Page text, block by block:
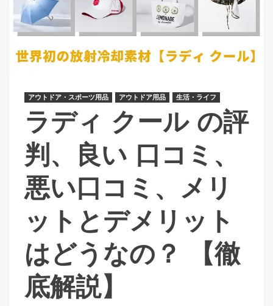
アウトドア・スポーツ用品 アウトドア用品 生活・ライフ
ラディ クール の評
判、良い 口コミ、
悪い口コミ、メリ
ットとデメリット
はどうなの？ 【徹
底解説】